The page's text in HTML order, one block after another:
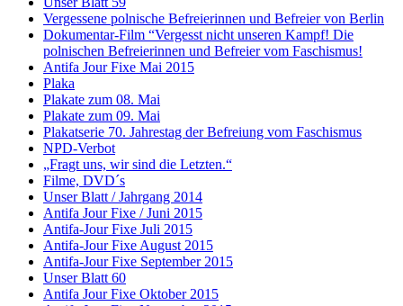
Vergessene polnische Befreierinnen und Befreier von Berlin
Dokumentar-Film “Vergesst nicht unseren Kampf! Die
polnischen Befreierinnen und Befreier vom Faschismus!
Antifa Jour Fixe Mai 2015
Plaka
Plakate zum 08. Mai
Plakate zum 09. Mai
Plakatserie 70. Jahrestag der Befreiung vom Faschismus
NPD-Verbot
„Fragt uns, wir sind die Letzten.“
Filme, DVD´s
Unser Blatt / Jahrgang 2014
Antifa Jour Fixe / Juni 2015
Antifa-Jour Fixe Juli 2015
Antifa-Jour Fixe August 2015
Antifa-Jour Fixe September 2015
Unser Blatt 60
Antifa Jour Fixe Oktober 2015